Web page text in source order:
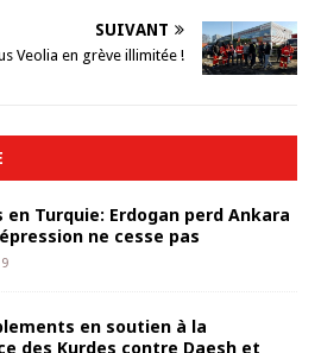
SUIVANT
Veolia en grève illimitée !
en Turquie: Erdogan perd Ankara
ne cesse pas
en soutien à la
des Kurdes contre Daesh et